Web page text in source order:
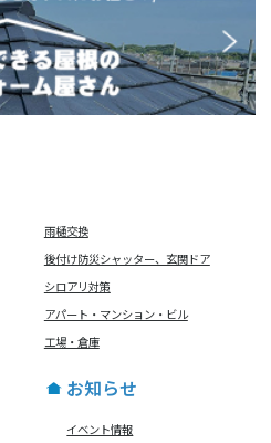
雨樋交換
後付け防災シャッター、玄関ドア
シロアリ対策
アパート・マンション・ビル
工場・倉庫
お知らせ
イベント情報